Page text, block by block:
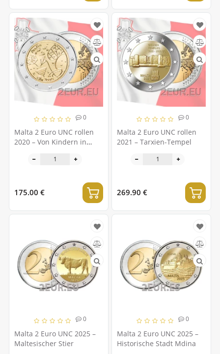
0
Malta 2 Euro UNC rollen
2020 – Von Kindern in
175.00 €
0
Malta 2 Euro UNC rollen
2021 – Tarxien-Tempel
269.90 €
0
Malta 2 Euro UNC 2025 –
Maltesischer Stier
0
Malta 2 Euro UNC 2025 –
Historische Stadt Mdina